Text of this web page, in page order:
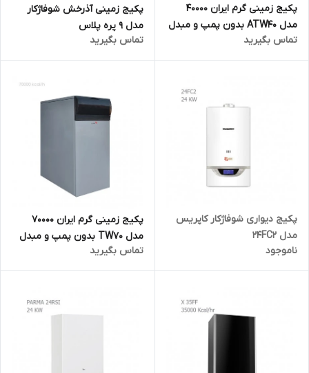
پکیج زمینی گرم ایران 40000
مدل ATW40 بدون پمپ و مبدل
حرارتی
تماس بگیرید
پکیج زمینی آذرخش شوفاژکار
مدل 9 پره پلاس
تماس بگیرید
پکیج دیواری شوفاژکار کاپریس
مدل 24FC2
ناموجود
پکیج زمینی گرم ایران 70000
مدل TW70 بدون پمپ و مبدل
حرارتی
تماس بگیرید